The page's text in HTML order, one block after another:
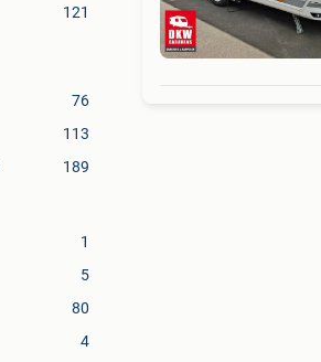
121
76
113
189
1
5
80
4